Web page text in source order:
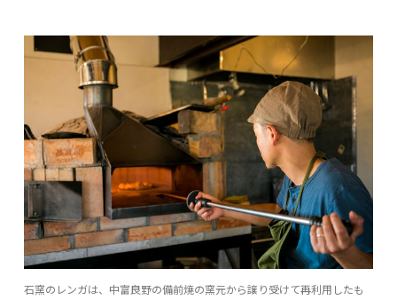
石窯のレンガは、中富良野の備前焼の窯元から譲り受けて再利用したも